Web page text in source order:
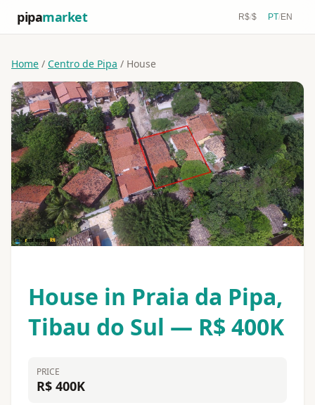
pipamarket R$/$ PT/EN
Home / Centro de Pipa / House
House in Praia da Pipa,
Tibau do Sul — R$ 400K
PRICE
R$ 400K